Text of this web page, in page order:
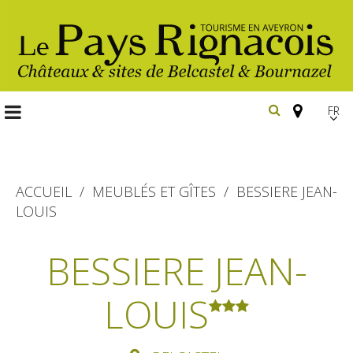
FR
incontournables
Bournazel, village et château
Randonnée
En vélo, à vtt
Gîtes et locations
ACCUEIL MEUBLÉS ET GÎTES
BESSIERE JEAN-
LOUIS
BESSIERE JEAN-
LOUIS